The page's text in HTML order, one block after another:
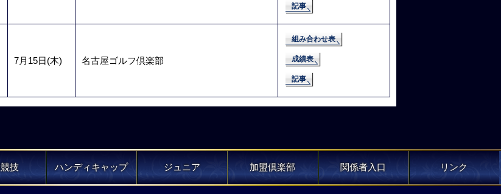
記事
7月15日(木) 名古屋ゴルフ倶楽部
組み合わせ表
成績表
記事
技 ハンディキャップ ジュニア 加盟倶楽部 関係者入口 リンク